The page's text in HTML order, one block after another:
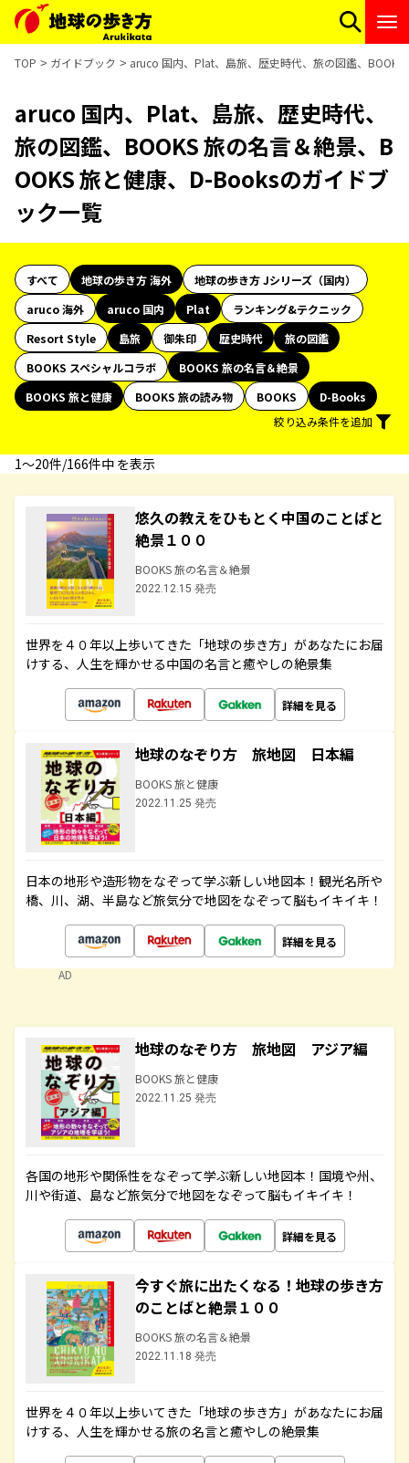
TOP ガイドブック aruco 国内、Plat、島旅、歴史時代、旅の図鑑、
aruco 国内、Plat、島旅、歴史時代、
旅の図鑑、BOOKS 旅の名言＆絶景、B
OOKS 旅と健康、D-Booksのガイドブ
ック一覧
すべて 地球の歩き方 海外
地球の歩き方 Jシリーズ（国内）
aruco 海外
aruco 国内 Plat
ランキング&テクニック
Resort Style
島旅 御朱印 歴史時代
旅の図鑑
BOOKS スペシャルコラボ
BOOKS 旅の名言＆絶景
BOOKS 旅と健康
BOOKS 旅の読み物 BOOKS
D-Books
絞り込み条件を追加
1〜20件/166件中 を表示
悠久の教えをひもとく中国のことばと
絶景１００
BOOKS 旅の名言＆絶景
2022.12.15 発売
世界を４０年以上歩いてきた「地球の歩き方」があなたにお届
けする、人生を輝かせる中国の名言と癒やしの絶景集
詳細を見る
地球のなぞり方 旅地図 日本編
BOOKS 旅と健康
2022.11.25 発売
日本の地形や造形物をなぞって学ぶ新しい地図本！観光名所や
橋、川、湖、半島など旅気分で地図をなぞって脳もイキイキ！
詳細を見る
AD
地球のなぞり方 旅地図 アジア編
BOOKS 旅と健康
2022.11.25 発売
各国の地形や関係性をなぞって学ぶ新しい地図本！国境や州、
川や街道、島など旅気分で地図をなぞって脳もイキイキ！
詳細を見る
今すぐ旅に出たくなる！地球の歩き方
のことばと絶景１００
BOOKS 旅の名言＆絶景
2022.11.18 発売
世界を４０年以上歩いてきた「地球の歩き方」があなたにお届
けする、人生を輝かせる旅の名言と癒やしの絶景集